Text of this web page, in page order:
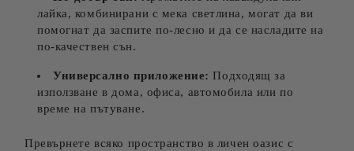
лайка, комбинирани с мека светлина, могат да ви
помогнат да заспите по-лесно и да се насладите на
по-качествен сън.
Универсално приложение: Подходящ за
използване в дома, офиса, автомобила или по
време на пътуване.
Превърнете всяко пространство в личен оазис с